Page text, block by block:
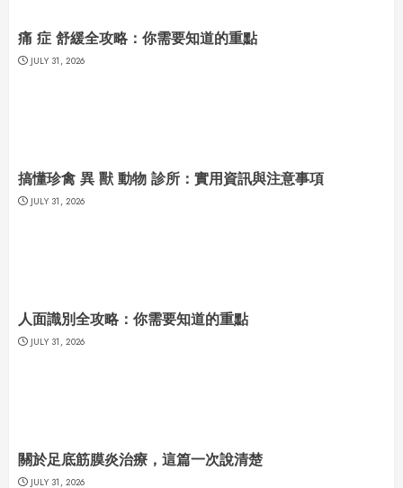
痛 症 舒緩全攻略：你需要知道的重點
JULY 31, 2026
搞懂珍禽 異 獸 動物 診所：實用資訊與注意事項
JULY 31, 2026
人面識別全攻略：你需要知道的重點
JULY 31, 2026
關於足底筋膜炎治療，這篇一次說清楚
JULY 31, 2026